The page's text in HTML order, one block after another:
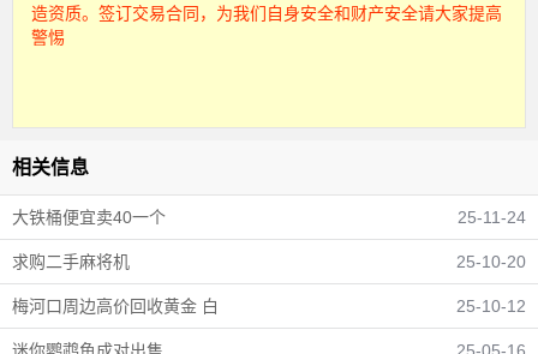
造资质。签订交易合同，为我们自身安全和财产安全请大家提高
警惕
相关信息
大铁桶便宜卖40一个 25-11-24
求购二手麻将机 25-10-20
梅河口周边高价回收黄金 白 25-10-12